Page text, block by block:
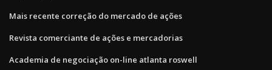
Mais recente correção do mercado de ações
Revista comerciante de ações e mercadorias
Academia de negociação on-line atlanta roswell